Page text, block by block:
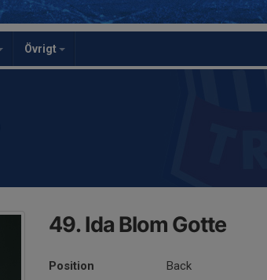
Övrigt
49. Ida Blom Gotte
Position
Back